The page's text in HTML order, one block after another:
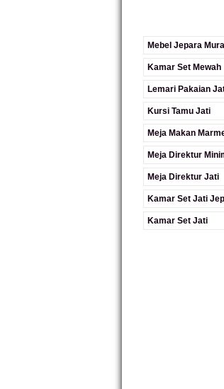
Mebel Jepara
Kamar Set Mewah
Lemari Pakaian
Kursi Tamu Jati
Meja Makan
Meja Direktur
Meja Direktur Jati
Kamar Set Jati
Kamar Set Jati